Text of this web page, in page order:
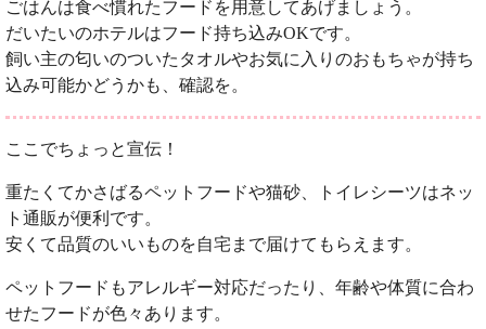
ごはんは食べ慣れたフードを用意してあげましょう。
だいたいのホテルはフード持ち込みOKです。
飼い主の匂いのついたタオルやお気に入りのおもちゃが持ち
込み可能かどうかも、確認を。
ここでちょっと宣伝！
重たくてかさばるペットフードや猫砂、トイレシーツはネッ
ト通販が便利です。
安くて品質のいいものを自宅まで届けてもらえます。
ペットフードもアレルギー対応だったり、年齢や体質に合わ
せたフードが色々あります。